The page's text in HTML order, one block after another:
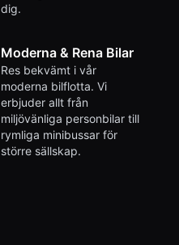
dig.
Moderna & Rena Bilar
Res bekvämt i vår
moderna bilflotta. Vi
erbjuder allt från
miljövänliga personbilar till
rymliga minibussar för
större sällskap.